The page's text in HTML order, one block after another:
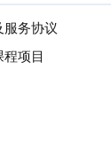
服务协议
项目